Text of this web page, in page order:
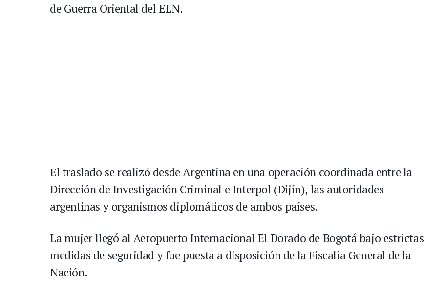
de Guerra Oriental del ELN.
El traslado se realizó desde Argentina en una operación coordinada entre la
Dirección de Investigación Criminal e Interpol (Dijín), las autoridades
argentinas y organismos diplomáticos de ambos países.
La mujer llegó al Aeropuerto Internacional El Dorado de Bogotá bajo estrictas
medidas de seguridad y fue puesta a disposición de la Fiscalía General de la
Nación.